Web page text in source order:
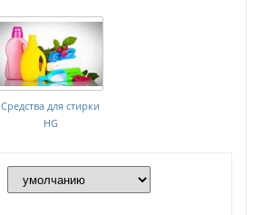
Средства для стирки
HG